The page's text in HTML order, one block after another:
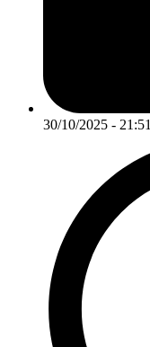
30/10/2025 - 21:51